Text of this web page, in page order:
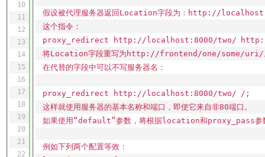
10
11
12
13
14
15
16
17
18
19
20
21
22
假设被代理服务器返回Location字段为：http: //localhost
这个指令：
proxy_redirect http: //localhost :8000/two/ http:
将Location字段重写为http: //frontend/one/some/uri/
在代替的字段中可以不写服务器名：
proxy_redirect http: //localhost :8000/two/ /;
这样就使用服务器的基本名称和端口，即使它来自非80端口。
如果使用“default”参数，将根据location和proxy_pass参
例如下列两个配置等效：